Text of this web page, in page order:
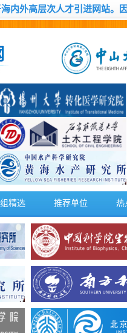
内外高层次人才引进网站。
精选 推荐单位 热